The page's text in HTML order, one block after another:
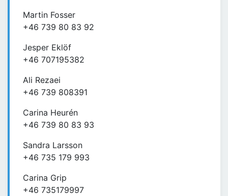
Martin Fosser
+46 739 80 83 92
Jesper Eklöf
+46 707195382
Ali Rezaei
+46 739 808391
Carina Heurén
+46 739 80 83 93
Sandra Larsson
+46 735 179 993
Carina Grip
+46 735179997